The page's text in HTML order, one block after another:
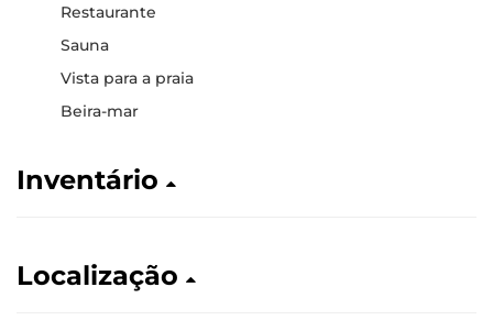
Restaurante
Sauna
Vista para a praia
Beira-mar
Inventário
Localização